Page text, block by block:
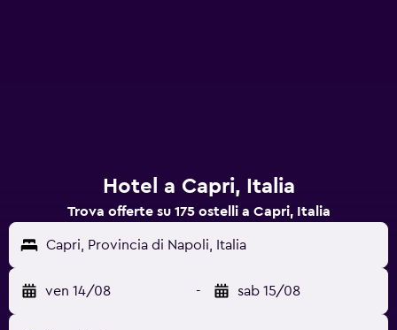
Hotel a Capri, Italia
Trova offerte su 175 ostelli a Capri, Italia
Capri, Provincia di Napoli, Italia
ven 14/08 - sab 15/08